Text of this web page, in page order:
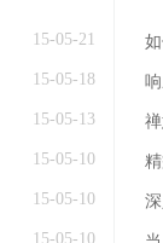
15-05-21
15-05-18
15-05-13
15-05-10
15-05-10
15-05-10